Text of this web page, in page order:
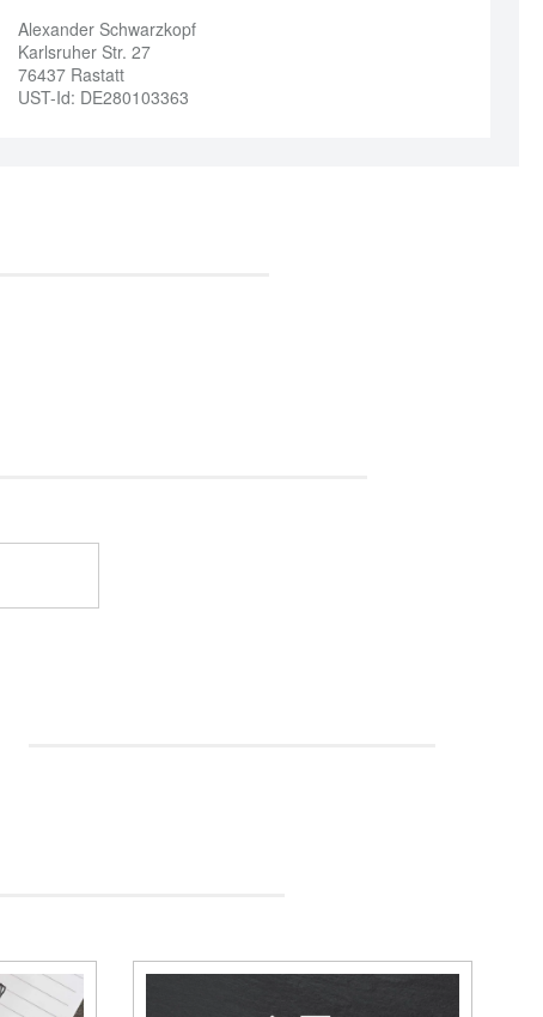
Alexander Schwarzkopf
Karlsruher Str. 27
76437 Rastatt
UST-Id: DE280103363